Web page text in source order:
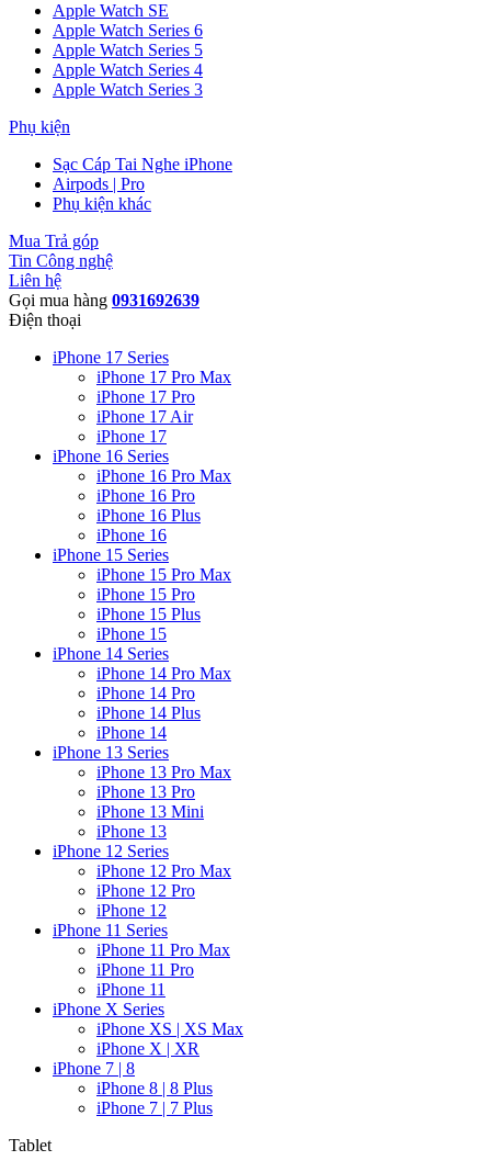
Apple Watch SE
Apple Watch Series 6
Apple Watch Series 5
Apple Watch Series 4
Apple Watch Series 3
Phụ kiện
Sạc Cáp Tai Nghe iPhone
Airpods | Pro
Phụ kiện khác
Mua Trả góp
Tin Công nghệ
Liên hệ
Gọi mua hàng 0931692639
Điện thoại
iPhone 17 Series
iPhone 17 Pro Max
iPhone 17 Pro
iPhone 17 Air
iPhone 17
iPhone 16 Series
iPhone 16 Pro Max
iPhone 16 Pro
iPhone 16 Plus
iPhone 16
iPhone 15 Series
iPhone 15 Pro Max
iPhone 15 Pro
iPhone 15 Plus
iPhone 15
iPhone 14 Series
iPhone 14 Pro Max
iPhone 14 Pro
iPhone 14 Plus
iPhone 14
iPhone 13 Series
iPhone 13 Pro Max
iPhone 13 Pro
iPhone 13 Mini
iPhone 13
iPhone 12 Series
iPhone 12 Pro Max
iPhone 12 Pro
iPhone 12
iPhone 11 Series
iPhone 11 Pro Max
iPhone 11 Pro
iPhone 11
iPhone X Series
iPhone XS | XS Max
iPhone X | XR
iPhone 7 | 8
iPhone 8 | 8 Plus
iPhone 7 | 7 Plus
Tablet